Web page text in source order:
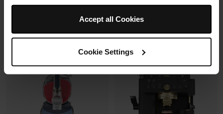
Accept all Cookies
Cookie Settings
Voir les détails Voir les détails